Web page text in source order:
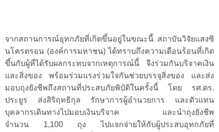
จากสถานการณ์อุทกภัยที่เกิดขึ้นอยู่ในขณะนี้ สถาบันวิจัยแสงซิ
นโครตรอน (องค์การมหาชน) ได้ทราบถึงความเดือนร้อนที่เกิด
ขึ้นกับผู้ที่ได้รับผลกระทบจากเหตุการณ์นี้ จึงร่วมกันบริจาคเงิน
และสิ่งของ พร้อมร่วมแรงร่วมใจกันช่วยบรรจุสิ่งของ และส่ง
มอบถุงยังชีพถึงสถานที่ประสบภัยพิบัติในครั้งนี้ โดย รศ.ดร.
ประยูร ส่งสิริฤทธิกุล รักษาการผู้อำนวยการ และตัวแทน
บุคลากรเดินทางไปมอบเงินบริจาค และนำถุงยังชีพ
จำนวน 1,100 ถุง ไปแจกจ่ายให้กับผู้ประสบอุทกภัยที่